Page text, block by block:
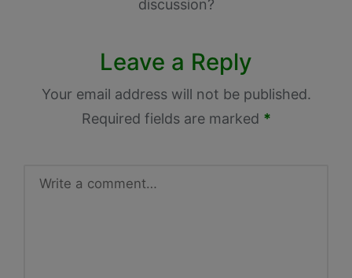
discussion?
Leave a Reply
Your email address will not be published.
Required fields are marked *